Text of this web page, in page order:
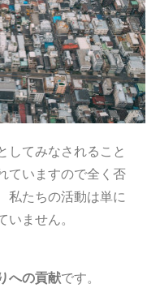
してみなされること
ていますので全く否
私たちの活動は単に
ません。
への貢献です。